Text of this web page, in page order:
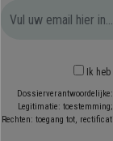
Ik heb
Legitimatie:
Rechten: toegang tot,